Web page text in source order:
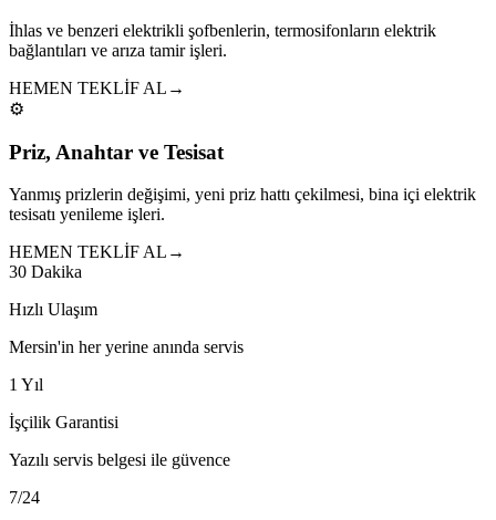
İhlas ve benzeri elektrikli şofbenlerin, termosifonların elektrik
bağlantıları ve arıza tamir işleri.
HEMEN TEKLİF AL →
⚙️
Priz, Anahtar ve Tesisat
Yanmış prizlerin değişimi, yeni priz hattı çekilmesi, bina içi elektrik
tesisatı yenileme işleri.
HEMEN TEKLİF AL →
30 Dakika
Hızlı Ulaşım
Mersin'in her yerine anında servis
1 Yıl
İşçilik Garantisi
Yazılı servis belgesi ile güvence
7/24